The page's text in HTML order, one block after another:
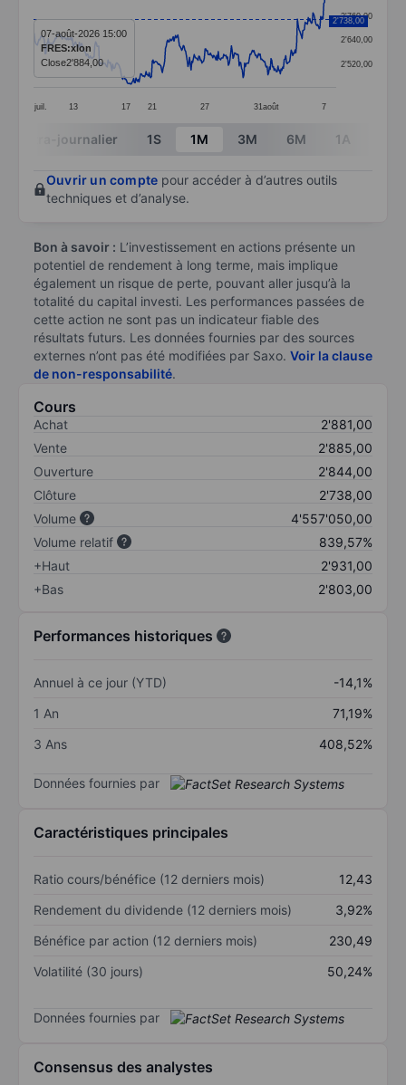
The chart has 1 X axis displaying categories.
The chart has 1 Y axis displaying values. Data
juil. 13 17 21 27 31 août 7
2'520,00
2'640,00
2'760,00
2'738,00
07-août-2026 15:00
FRES:xlon
Close2'884,00
End of interactive chart.
Intra-journalier 1S 1M 3M 6M 1A
Ouvrir un compte pour accéder à d’autres outils
techniques et d’analyse.
Bon à savoir : L’investissement en actions présente un
potentiel de rendement à long terme, mais implique
également un risque de perte, pouvant aller jusqu’à la
totalité du capital investi. Les performances passées de
cette action ne sont pas un indicateur fiable des
résultats futurs. Les données fournies par des sources
externes n’ont pas été modifiées par Saxo. Voir la clause
de non-responsabilité.
Cours
Achat
2'881,00
Vente
2'885,00
Ouverture
2'844,00
Clôture
2'738,00
Volume
4'557'050,00
Volume relatif
839,57%
+Haut
2'931,00
+Bas
2'803,00
Performances historiques
Annuel à ce jour (YTD)
-14,1%
1 An
71,19%
3 Ans
408,52%
Données fournies par
Caractéristiques principales
Ratio cours/bénéfice (12 derniers mois)
12,43
Rendement du dividende (12 derniers mois)
3,92%
Bénéfice par action (12 derniers mois)
230,49
Volatilité (30 jours)
50,24%
Données fournies par
Consensus des analystes